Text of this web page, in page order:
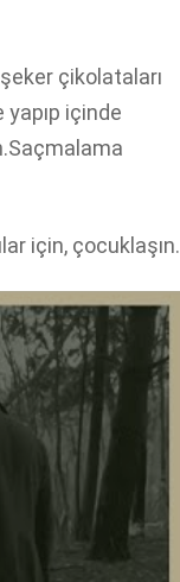
çikolataları
içinde
için, çocuklaşın.